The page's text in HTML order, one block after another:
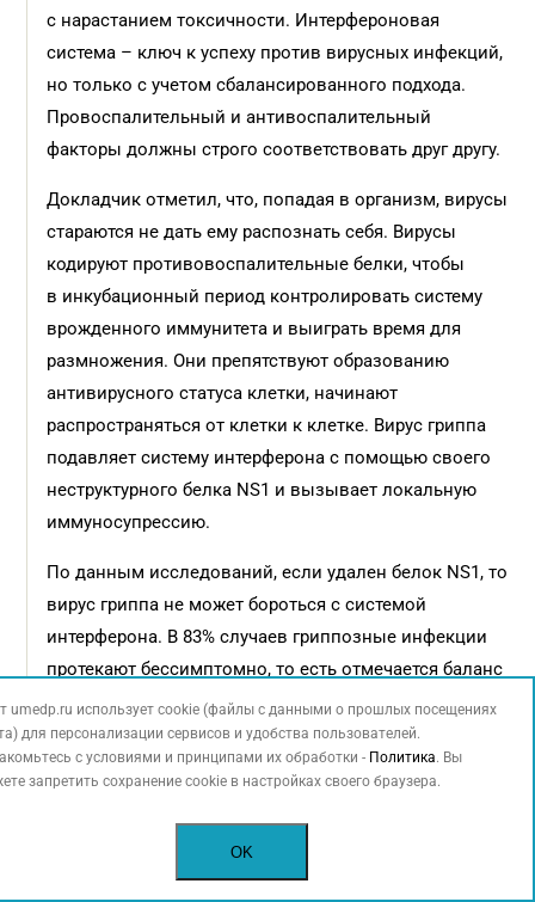
с нарастанием токсичности. Интерфероновая
система – ключ к успеху против вирусных инфекций,
но только с учетом сбалансированного подхода.
Провоспалительный и антивоспалительный
факторы должны строго соответствовать друг другу.
Докладчик отметил, что, попадая в организм, вирусы
стараются не дать ему распознать себя. Вирусы
кодируют противовоспалительные белки, чтобы
в инкубационный период контролировать систему
врожденного иммунитета и выиграть время для
размножения. Они препятствуют образованию
антивирусного статуса клетки, начинают
распространяться от клетки к клетке. Вирус гриппа
подавляет систему интерферона с помощью своего
неструктурного белка NS1 и вызывает локальную
иммуносупрессию.
По данным исследований, если удален белок NS1, то
вирус гриппа не может бороться с системой
интерферона. В 83% случаев гриппозные инфекции
протекают бессимптомно, то есть отмечается баланс
между вирулентностью вируса и резистентностью
организма7.
Сегодня медицинской общественностью
обсуждается вопрос индуцирования резистентности
организма против вирусов интерферонами
и индукторами интерферона. На ранней стадии
umedp.ru использует cookie (файлы с данными о прошлых посещениях
для персонализации сервисов и удобства пользователей.
с условиями и принципами их обработки - Политика. Вы
запретить сохранение cookie в настройках своего браузера.
OK